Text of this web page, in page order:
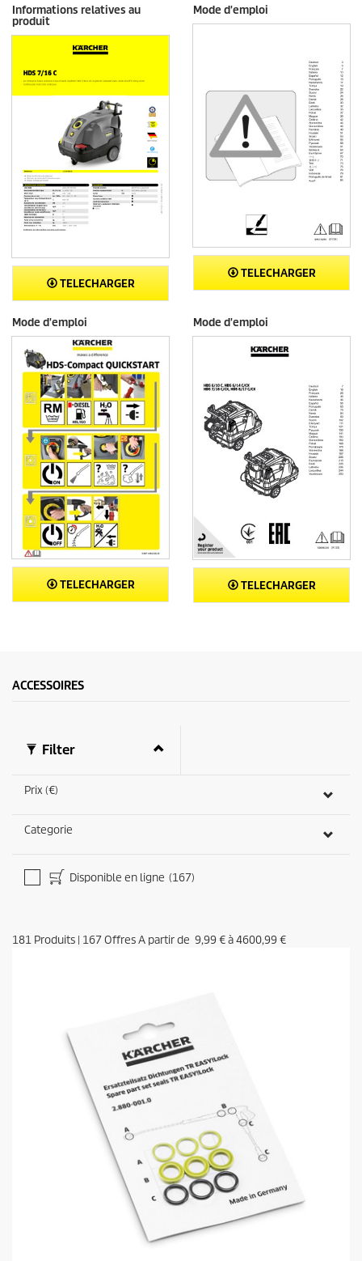
Informations relatives au
produit
TELECHARGER
Mode d'emploi
TELECHARGER
Mode d'emploi
TELECHARGER
Mode d'emploi
TELECHARGER
ACCESSOIRES
Filter
Prix (€)
Categorie
Disponible en ligne (167)
181 Produits | 167Offres A partir de 9,99 €à4600,99 €